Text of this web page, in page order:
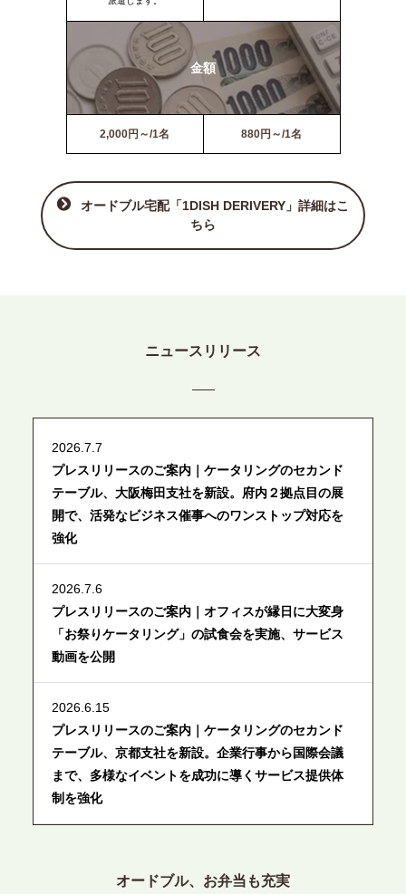
金額
2,000円～/1名 880円～/1名
オードブル宅配「1DISH DERIVERY」詳細はこ
ちら
ニュースリリース
2026.7.7
プレスリリースのご案内｜ケータリングのセカンド
テーブル、大阪梅田支社を新設。府内２拠点目の展
開で、活発なビジネス催事へのワンストップ対応を
強化
2026.7.6
プレスリリースのご案内｜オフィスが縁日に大変身
「お祭りケータリング」の試食会を実施、サービス
動画を公開
2026.6.15
プレスリリースのご案内｜ケータリングのセカンド
テーブル、京都支社を新設。企業行事から国際会議
まで、多様なイベントを成功に導くサービス提供体
制を強化
プレスリリースのご案内｜ケータリングのセカンド
オードブル、お弁当も充実